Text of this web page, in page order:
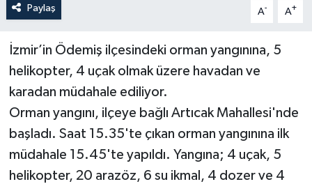
Paylaş A- A+
İzmir’in Ödemiş ilçesindeki orman yangınına, 5
helikopter, 4 uçak olmak üzere havadan ve
karadan müdahale ediliyor.
Orman yangını, ilçeye bağlı Artıcak Mahallesi'nde
başladı. Saat 15.35'te çıkan orman yangınına ilk
müdahale 15.45'te yapıldı. Yangına; 4 uçak, 5
helikopter, 20 arazöz, 6 su ikmal, 4 dozer ve 4